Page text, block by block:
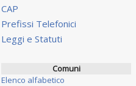
CAP
Prefissi Telefonici
Leggi e Statuti
Comuni
Elenco alfabetico